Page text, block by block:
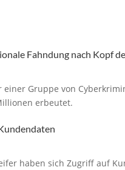
Fahndung nach Kopf
Gruppe von
erbeutet.
haben sich Zugriff auf